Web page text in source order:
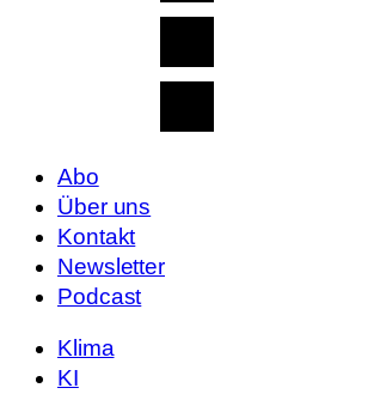
Abo
Über uns
Kontakt
Newsletter
Podcast
Klima
KI